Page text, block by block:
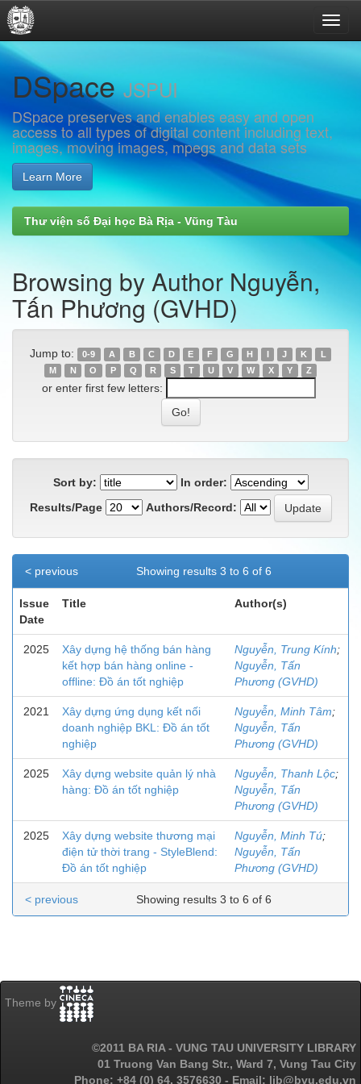
Skip
navigation
DSpaceJSPUI
DSpace preserves and enables easy and open
access to all types of digital content including text,
images, moving images, mpegs and data sets
Learn More
Thư viện số Đại học Bà Rịa - Vũng Tàu
Browsing by Author Nguyễn,
Tấn Phương (GVHD)
Jump to: 0-9 A B C D E F G H I J K
L
M
N O P Q R S T U V W X Y Z
or enter first few letters:
Sort by:
In order:
Results/Page
Authors/Record:
Showing results 3 to 6 of 6
< previous
Issue
Date
Title Author(s)
2025
Xây dựng hệ thống bán hàng
kết hợp bán hàng online -
offline: Đồ án tốt nghiệp
Nguyễn, Trung Kính;
Nguyễn, Tấn
Phương (GVHD)
2021
Xây dựng ứng dụng kết nối
doanh nghiệp BKL: Đồ án tốt
nghiệp
Nguyễn, Minh Tâm;
Nguyễn, Tấn
Phương (GVHD)
2025
Xây dựng website quản lý nhà
hàng: Đồ án tốt nghiệp
Nguyễn, Thanh Lộc;
Nguyễn, Tấn
Phương (GVHD)
2025
Xây dựng website thương mại
điện tử thời trang - StyleBlend:
Đồ án tốt nghiệp
Nguyễn, Minh Tú;
Nguyễn, Tấn
Phương (GVHD)
Showing results 3 to 6 of 6
< previous
Theme by
©2011 BA RIA - VUNG TAU UNIVERSITY LIBRARY
01 Truong Van Bang Str., Ward 7, Vung Tau City
Phone: +84 (0) 64. 3576630 - Email: lib@bvu.edu.vn